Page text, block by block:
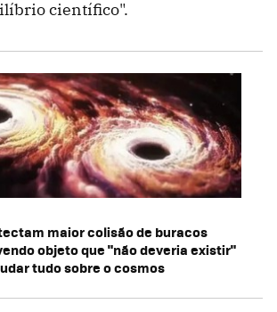
científico".
maior colisão de buracos
objeto que "não deveria existir"
tudo sobre o cosmos